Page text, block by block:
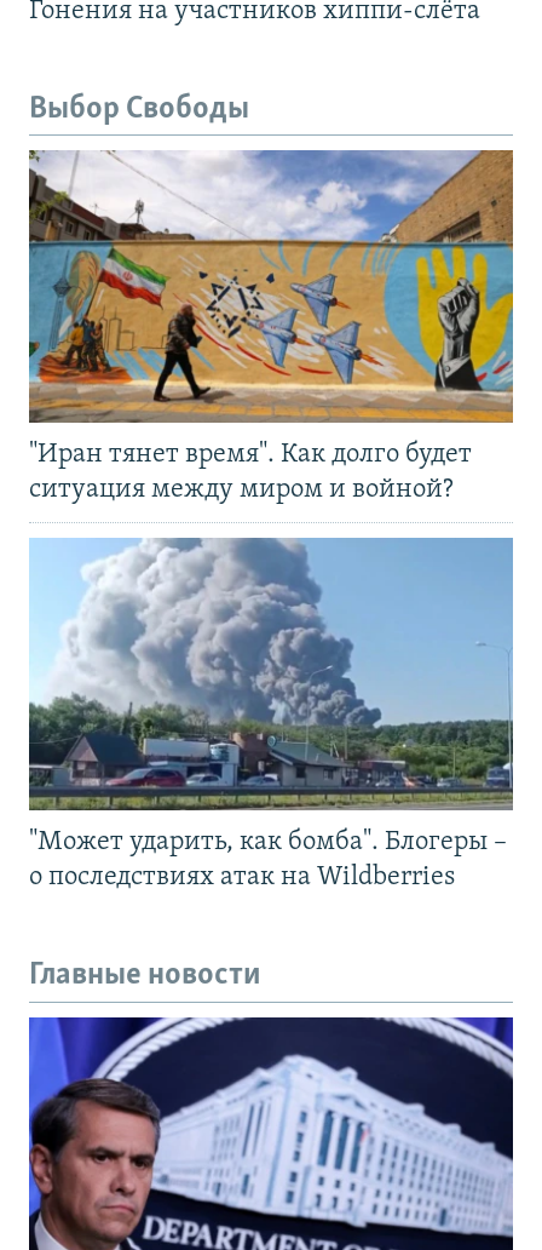
Гонения на участников хиппи-слёта
Выбор Свободы
"Иран тянет время". Как долго будет
ситуация между миром и войной?
"Может ударить, как бомба". Блогеры –
о последствиях атак на Wildberries
Главные новости